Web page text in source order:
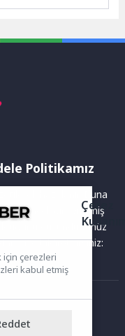
Politikamız
hazırlanır. Buna
güncelliğini yitirmiş
olduğunu düşündüğünüz
bize bildirebilirsiniz:
kopyalanamaz,
Çerez
için çerezleri
kabul etmiş